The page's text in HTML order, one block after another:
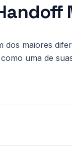
dos maiores
uma de